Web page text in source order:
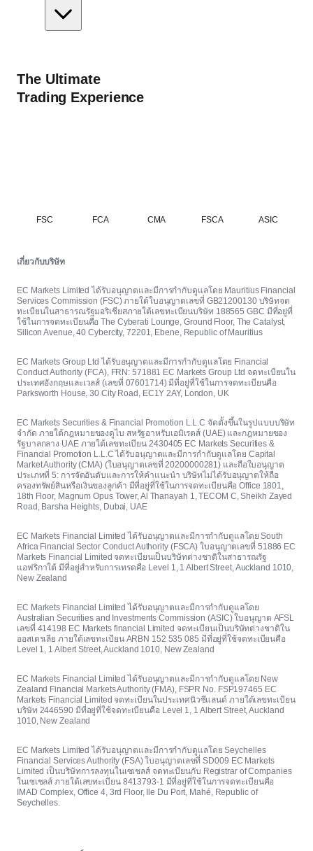
The Ultimate
Trading Experience
FSC FCA CMA FSCA ASIC
เกี่ยวกับบริษัท
EC Markets Limited ได้รับอนุญาตและมีการกำกับดูแลโดย Mauritius Financial
Services Commission (FSC) ภายใต้ใบอนุญาตเลขที่ GB21200130 บริษัทจด
ทะเบียนในสาธารณรัฐมอริเชียสภายใต้เลขทะเบียนบริษัท 188565 GBC มีที่อยู่ที่
ใช้ในการจดทะเบียนคือ The Cyberati Lounge, Ground Floor, The Catalyst,
Silicon Avenue, 40 Cybercity, 72201, Ebene, Republic of Mauritius
EC Markets Group Ltd ได้รับอนุญาตและมีการกำกับดูแลโดย Financial
Conduct Authority (FCA), FRN: 571881 EC Markets Group Ltd จดทะเบียนใน
ประเทศอังกฤษและเวลส์ (เลขที่ 07601714) มีที่อยู่ที่ใช้ในการจดทะเบียนคือ
Parksworth House, 30 City Road, EC1Y 2AY, London, UK
EC Markets Securities & Financial Promotion L.L.C จัดตั้งขึ้นในรูปแบบบริษัท
จำกัด ภายใต้กฎหมายของดูไบ สหรัฐอาหรับเอมิเรตส์ (UAE) และกฎหมายของ
รัฐบาลกลาง UAE ภายใต้เลขทะเบียน 2430405 EC Markets Securities &
Financial Promotion L.L.C ได้รับอนุญาตและมีการกำกับดูแลโดย Capital
Market Authority (CMA) (ใบอนุญาตเลขที่ 20200000281) และถือใบอนุญาต
ประเภทที่ 5: การจัดอันดับและการให้คำแนะนำ บริษัทไม่ได้รับอนุญาตให้ถือ
ครองทรัพย์สินหรือเงินของลูกค้า มีที่อยู่ที่ใช้ในการจดทะเบียนคือ Office 1801,
18th Floor, Magnum Opus Tower, Al Thanayah 1, TECOM C, Sheikh Zayed
Road, Barsha Heights, Dubai, UAE
EC Markets Financial Limited ได้รับอนุญาตและมีการกำกับดูแลโดย South
Africa Financial Sector Conduct Authority (FSCA) ใบอนุญาตเลขที่ 51886 EC
Markets Financial Limited จดทะเบียนเป็นบริษัทต่างชาติในสาธารณรัฐ
แอฟริกาใต้ มีที่อยู่สำหรับการเทรดคือ Level 1, 1 Albert Street, Auckland 1010,
New Zealand
EC Markets Financial Limited ได้รับอนุญาตและมีการกำกับดูแลโดย
Australian Securities and Investments Commission (ASIC) ใบอนุญาต AFSL
เลขที่ 414198 EC Markets financial Limited จดทะเบียนเป็นบริษัทต่างชาติใน
ออสเตรเลีย ภายใต้เลขทะเบียน ARBN 152 535 085 มีที่อยู่ที่ใช้จดทะเบียนคือ
Level 1, 1 Albert Street, Auckland 1010, New Zealand
EC Markets Financial Limited ได้รับอนุญาตและมีการกำกับดูแลโดย New
Zealand Financial Markets Authority (FMA), FSPR No. FSP197465 EC
Markets Financial Limited จดทะเบียนในประเทศนิวซีแลนด์ ภายใต้เลขทะเบียน
บริษัท 2446590 มีที่อยู่ที่ใช้จดทะเบียนคือ Level 1, 1 Albert Street, Auckland
1010, New Zealand
EC Markets Limited ได้รับอนุญาตและมีการกำกับดูแลโดย Seychelles
Financial Services Authority (FSA) ใบอนุญาตเลขที่ SD009 EC Markets
Limited เป็นบริษัทการลงทุนในเซเชลส์ จดทะเบียนกับ Registrar of Companies
ในเซเชลส์ ภายใต้เลขทะเบียน 8413793-1 มีที่อยู่ที่ใช้ในการจดทะเบียนคือ
IMAD Complex, Office 4, 3rd Floor, Ile Du Port, Mahé, Republic of
Seychelles.